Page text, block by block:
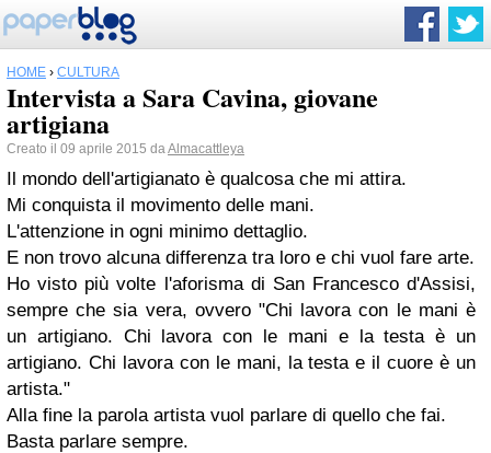
HOME › CULTURA
Intervista a Sara Cavina, giovane
artigiana
Creato il 09 aprile 2015 daAlmacattleya
Il mondo dell'artigianato è qualcosa che mi attira.
Mi conquista il movimento delle mani.
L'attenzione in ogni minimo dettaglio.
E non trovo alcuna differenza tra loro e chi vuol fare arte.
Ho visto più volte l'aforisma di San Francesco d'Assisi,
sempre che sia vera, ovvero "Chi lavora con le mani è
un artigiano. Chi lavora con le mani e la testa è un
artigiano. Chi lavora con le mani, la testa e il cuore è un
artista."
Alla fine la parola artista vuol parlare di quello che fai.
Basta parlare sempre.